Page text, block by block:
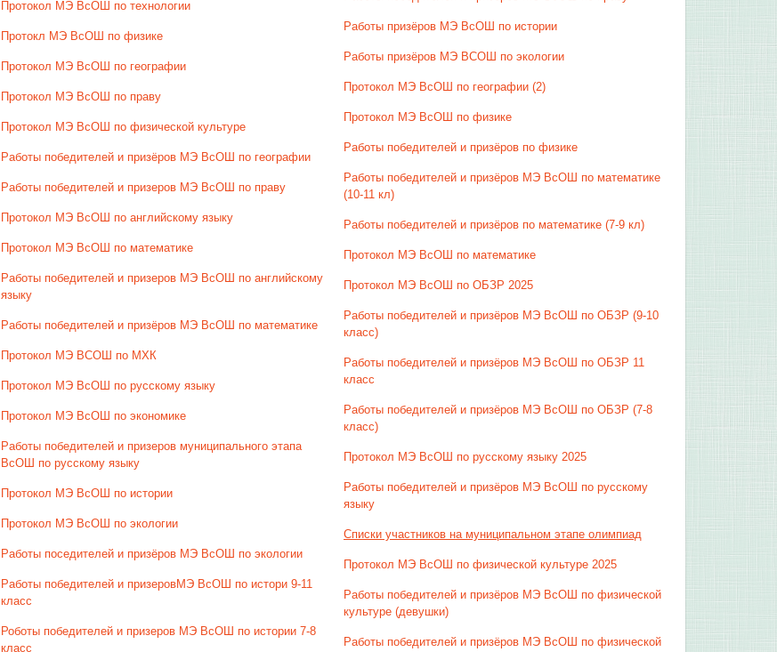
Протокол МЭ ВсОШ по технологии
Протокл МЭ ВсОШ по физике
Протокол МЭ ВсОШ по географии
Протокол МЭ ВсОШ по праву
Протокол МЭ ВсОШ по физической культуре
Работы победителей и призёров МЭ ВсОШ по географии
Работы победителей и призеров МЭ ВсОШ по праву
Протокол МЭ ВсОШ по английскому языку
Протокол МЭ ВсОШ по математике
Работы победителей и призеров МЭ ВсОШ по английскому
языку
Работы победителей и призёров МЭ ВсОШ по математике
Протокол МЭ ВСОШ по МХК
Протокол МЭ ВсОШ по русскому языку
Протокол МЭ ВсОШ по экономике
Работы победителей и призеров муниципального этапа
ВсОШ по русскому языку
Протокол МЭ ВсОШ по истории
Протокол МЭ ВсОШ по экологии
Работы поседителей и призёров МЭ ВсОШ по экологии
Работы победителей и призеровМЭ ВсОШ по истори 9-11
класс
Роботы победителей и призеров МЭ ВсОШ по истории 7-8
класс
Работы призёров МЭ ВсОШ по истории
Работы призёров МЭ ВСОШ по экологии
Протокол МЭ ВсОШ по географии (2)
Протокол МЭ ВсОШ по физике
Работы победителей и призёров по физике
Работы победителей и призёров МЭ ВсОШ по математике
(10-11 кл)
Работы победителей и призёров по математике (7-9 кл)
Протокол МЭ ВсОШ по математике
Протокол МЭ ВсОШ по ОБЗР 2025
Работы победителей и призёров МЭ ВсОШ по ОБЗР (9-10
класс)
Работы победителей и призёров МЭ ВсОШ по ОБЗР 11
класс
Работы победителей и призёров МЭ ВсОШ по ОБЗР (7-8
класс)
Протокол МЭ ВсОШ по русскому языку 2025
Работы победителей и призёров МЭ ВсОШ по русскому
языку
Списки участников на муниципальном этапе олимпиад
Протокол МЭ ВсОШ по физической культуре 2025
Работы победителей и призёров МЭ ВсОШ по физической
культуре (девушки)
Работы победителей и призёров МЭ ВсОШ по физической